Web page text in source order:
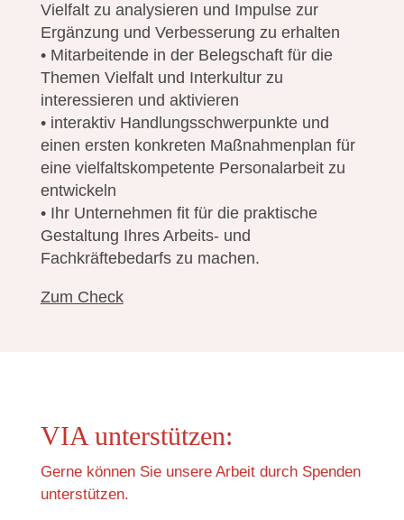
Vielfalt zu analysieren und Impulse zur
Ergänzung und Verbesserung zu erhalten
• Mitarbeitende in der Belegschaft für die
Themen Vielfalt und Interkultur zu
interessieren und aktivieren
• interaktiv Handlungsschwerpunkte und
einen ersten konkreten Maßnahmenplan für
eine vielfaltskompetente Personalarbeit zu
entwickeln
• Ihr Unternehmen fit für die praktische
Gestaltung Ihres Arbeits- und
Fachkräftebedarfs zu machen.
Zum Check
VIA unterstützen:
Gerne können Sie unsere Arbeit durch Spenden
unterstützen.